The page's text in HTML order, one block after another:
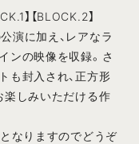
】【BLOCK.2】
公演に加え、レアなラ
ンの映像を収録。さ
も封入され、正方形
楽しみいただける作
なりますのでどうぞ